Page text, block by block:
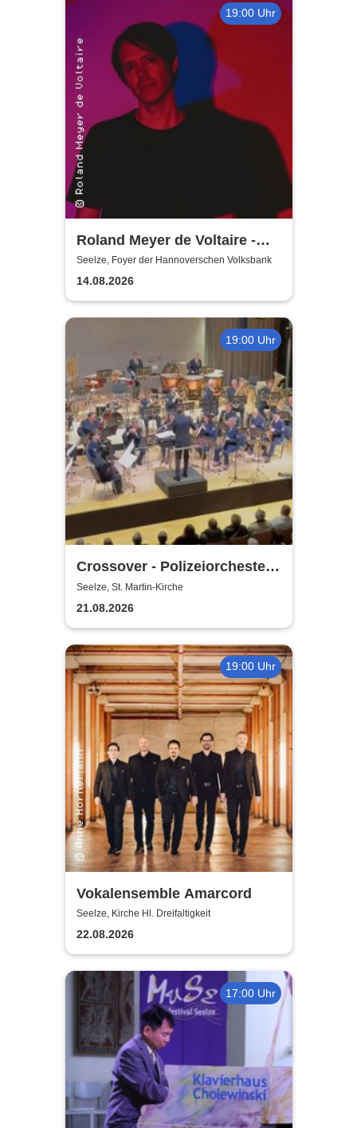
19:00 Uhr
Roland Meyer de Voltaire -
Schwarz | MuSe
Eröfnungskonzert
Seelze, Foyer der Hannoverschen Volksbank
14.08.2026
19:00 Uhr
Crossover - Polizeiorchester
Niedersachsen
Seelze, St. Martin-Kirche
21.08.2026
19:00 Uhr
Vokalensemble Amarcord
Seelze, Kirche Hl. Dreifaltigkeit
22.08.2026
17:00 Uhr